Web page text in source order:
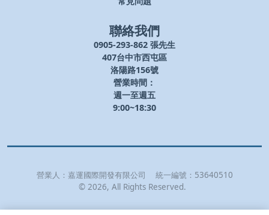
聯絡我們
0905-293-862 張先生
407台中市西屯區
洛陽路156號
營業時間：
週一至週五
9:00~18:30
營業人： 嘉運國際開發有限公司 統一編號： 53640510
© 2026, All Rights Reserved.